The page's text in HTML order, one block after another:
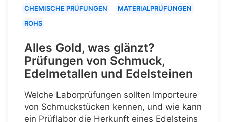
CHEMISCHE PRÜFUNGEN
MATERIALPRÜFUNGEN
ROHS
Alles Gold, was glänzt?
Prüfungen von Schmuck,
Edelmetallen und Edelsteinen
Welche Laborprüfungen sollten Importeure
von Schmuckstücken kennen, und wie kann
ein Prüflabor die Herkunft eines Edelsteins